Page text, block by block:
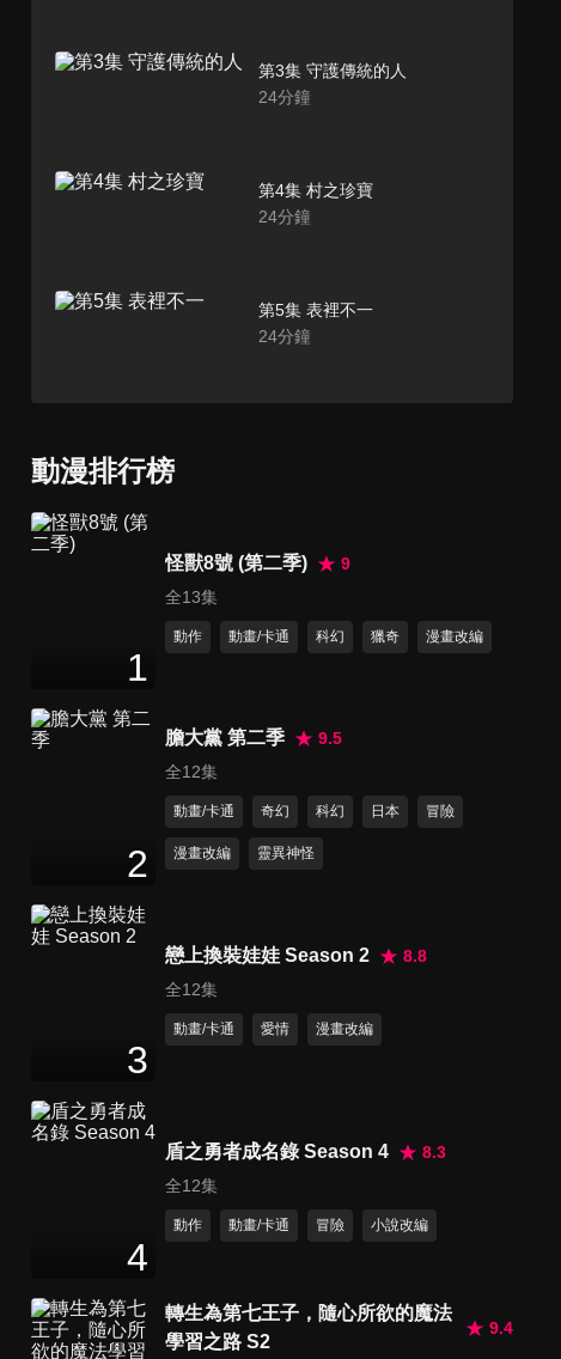
第3集 守護傳統的人
24分鐘
第4集 村之珍寶
24分鐘
第5集 表裡不一
24分鐘
第7集 傳道
24分鐘
24分鐘
第11集 往都市GO？
第12集 決斷(完)
動漫排行榜
1
怪獸8號 (第二季)
9
全13集
動作 動畫/卡通 科幻 獵奇 漫畫改編
2
膽大黨 第二季
9.5
全12集
動畫/卡通 奇幻 科幻 日本 冒險
漫畫改編 靈異神怪
3
戀上換裝娃娃 Season 2
8.8
全12集
動畫/卡通 愛情 漫畫改編
4
盾之勇者成名錄 Season 4
8.3
全12集
動作 動畫/卡通 冒險 小說改編
轉生為第七王子，隨心所欲的魔法
學習之路 S2
9.4